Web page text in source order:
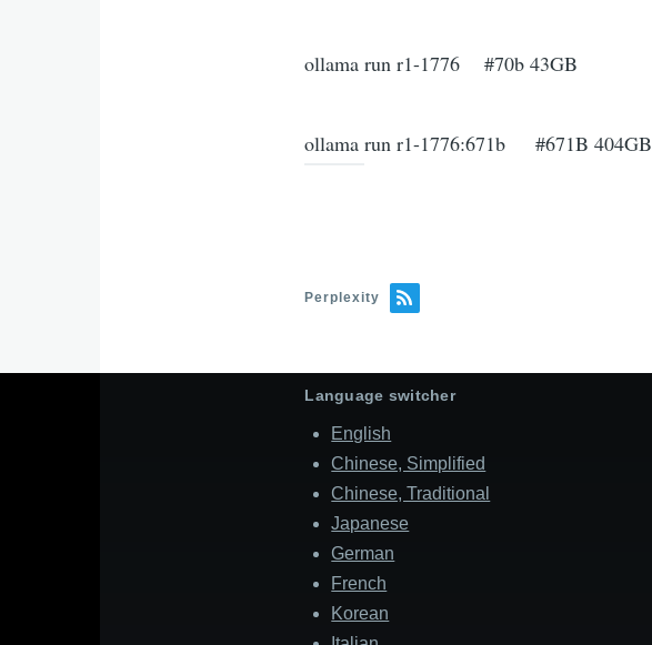
ollama run r1-1776 #70b 43GB
ollama run r1-1776:671b #671B 404GB
Perplexity
Language switcher
English
Chinese, Simplified
Chinese, Traditional
Japanese
German
French
Korean